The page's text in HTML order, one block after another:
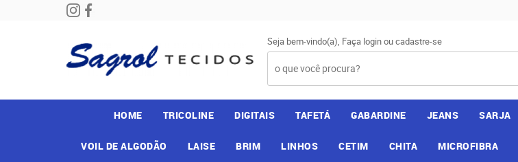
Seja bem-vindo(a), Faça loginoucadastre-se
HOME TRICOLINE DIGITAIS TAFETÁ GABARDINE JEANS SARJA
VOIL DE ALGODÃO LAISE BRIM LINHOS CETIM CHITA MICROFIBRA